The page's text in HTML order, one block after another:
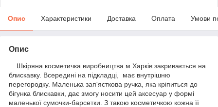
Опис Характеристики Доставка Оплата Умови
Опис
Шкіряна косметичка виробництва м.Харків закривається на
блискавку. Всередині на підкладці, має внутрішню
перегородку. Маленька зап'ясткова ручка, яка кріпиться до
бігунка блискавки, дає змогу носити цей аксесуар у формі
маленької сумочки-барсетки. З такою косметичкою кожна її